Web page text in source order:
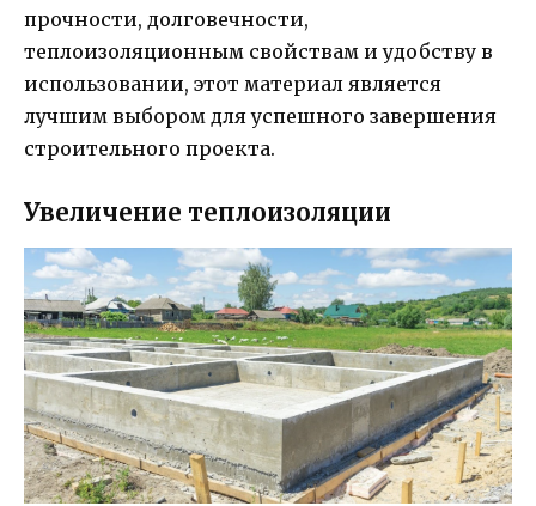
прочности, долговечности,
теплоизоляционным свойствам и удобству в
использовании, этот материал является
лучшим выбором для успешного завершения
строительного проекта.
Увеличение теплоизоляции